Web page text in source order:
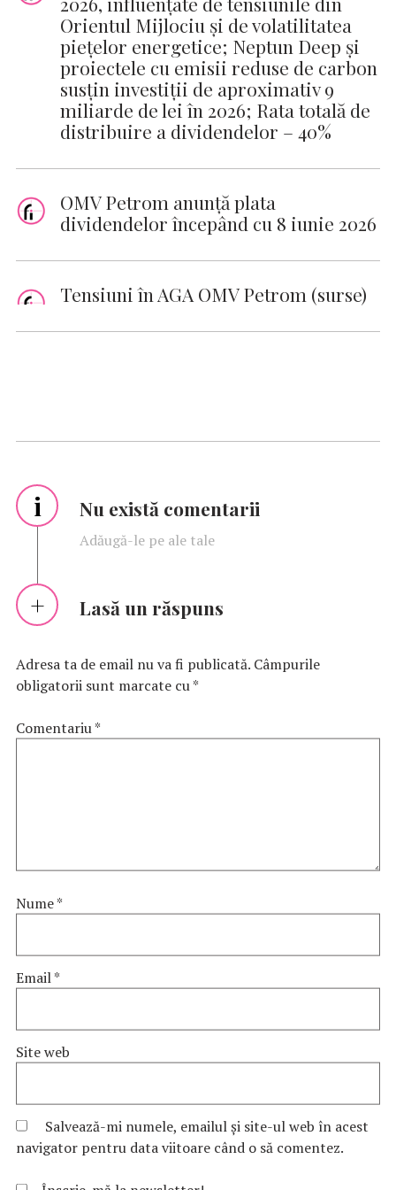
Orientul Mijlociu și de volatilitatea
piețelor energetice; Neptun Deep și
proiectele cu emisii reduse de carbon
susțin investiții de aproximativ 9
miliarde de lei în 2026; Rata totală de
distribuire a dividendelor – 40%
OMV Petrom anunță plata
dividendelor începând cu 8 iunie 2026
Tensiuni în AGA OMV Petrom (surse)
i Nu există comentarii
Adăugă-le pe ale tale
Lasă un răspuns
Adresa ta de email nu va fi publicată. Câmpurile
obligatorii sunt marcate cu*
Comentariu*
Nume*
Email*
Site web
Salvează-mi numele, emailul și site-ul web în acest
navigator pentru data viitoare când o să comentez.